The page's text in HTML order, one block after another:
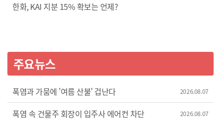
한화, KAI 지분 15% 확보는 언제?
주요뉴스
폭염과 가뭄에 '여름 산불' 겁난다 2026.08.07
폭염 속 건물주 회장이 입주사 에어컨 차단 2026.08.07